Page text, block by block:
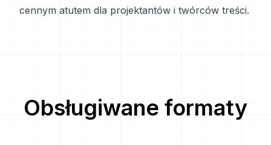
cennym atutem dla projektantów i twórców treści.
Obsługiwane formaty